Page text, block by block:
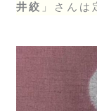
井絞 」さんは